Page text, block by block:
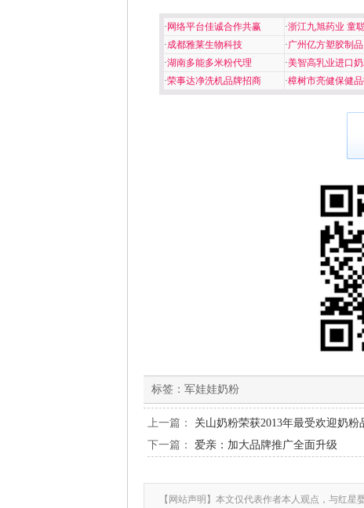
· 网络平台佳诚合作共赢 ·浙江九旭药业 童
·成都雅莱生物科技 ·广州亿方塑胶制品
·湖南多能多米粉代理 ·美智高乳业进口
·荣事达净洗机品牌招商 ·樟树市亮健保健
标签： 军娃娃奶粉
上一篇： 关山奶粉荣获2013年最受欢迎奶粉
下一篇： 爱亲：加大品牌推广全面升级
【网站声明】本文仅代表作者本人观点，与红星